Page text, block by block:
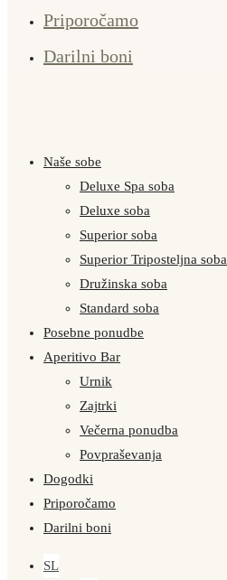
Priporočamo
Darilni boni
Naše sobe
Deluxe Spa soba
Deluxe soba
Superior soba
Superior Triposteljna soba
Družinska soba
Standard soba
Posebne ponudbe
Aperitivo Bar
Urnik
Zajtrki
Večerna ponudba
Povpraševanja
Dogodki
Priporočamo
Darilni boni
SL